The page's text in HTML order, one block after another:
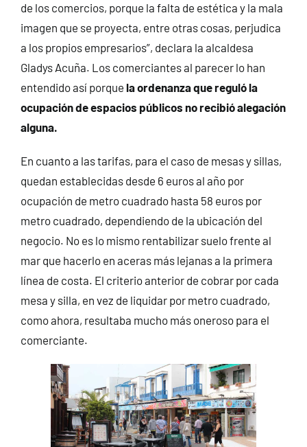
de los comercios, porque la falta de estética y la mala
imagen que se proyecta, entre otras cosas, perjudica
a los propios empresarios”, declara la alcaldesa
Gladys Acuña. Los comerciantes al parecer lo han
entendido así porque la ordenanza que reguló la
ocupación de espacios públicos no recibió alegación
alguna.
En cuanto a las tarifas, para el caso de mesas y sillas,
quedan establecidas desde 6 euros al año por
ocupación de metro cuadrado hasta 58 euros por
metro cuadrado, dependiendo de la ubicación del
negocio. No es lo mismo rentabilizar suelo frente al
mar que hacerlo en aceras más lejanas a la primera
línea de costa. El criterio anterior de cobrar por cada
mesa y silla, en vez de liquidar por metro cuadrado,
como ahora, resultaba mucho más oneroso para el
comerciante.